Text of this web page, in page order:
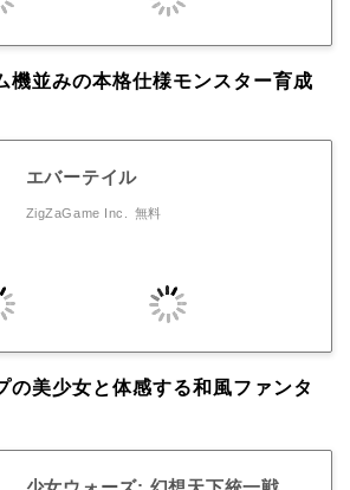
機並みの本格仕様モンスター育成
エバーテイル
ZigZaGame Inc. 無料
の美少女と体感する和風ファンタ